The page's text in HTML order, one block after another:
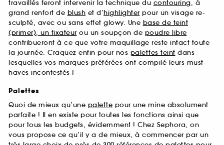
travaillés feront intervenir la technique du contouring, à
grand renfort de blush et d’highlighter pour un visage re-
sculpté, avec ou sans effet glowy. Une base de teint
(primer), un fixateur ou un soupçon de poudre libre
contribueront à ce que votre maquillage reste intact toute
la journée. Craquez enfin pour nos palettes teint dans
lesquelles vos marques préférées ont compilé leurs must-
haves incontestés !
Palettes
Quoi de mieux qu’une palette pour une mine absolument
parfaite ! Il en existe pour toutes les fonctions ainsi que
pour tous les budgets, évidemment ! Chez Sephora, on
vous propose ce qu’il y a de mieux, à commencer par un